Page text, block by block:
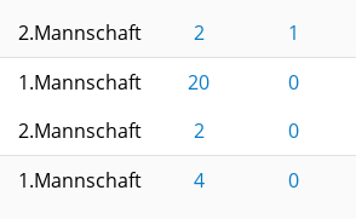
2.Mannschaft
2 1
1.Mannschaft 20 0
2.Mannschaft
2 0
1.Mannschaft 4 0